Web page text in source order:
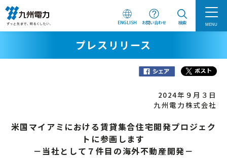
ENGLISH お問い合わせ 検索 MENU
プレスリリース
2024年９月３日
九州電力株式会社
米国マイアミにおける賃貸集合住宅開発プロジェク
トに参画します
－当社として７件目の海外不動産開発－